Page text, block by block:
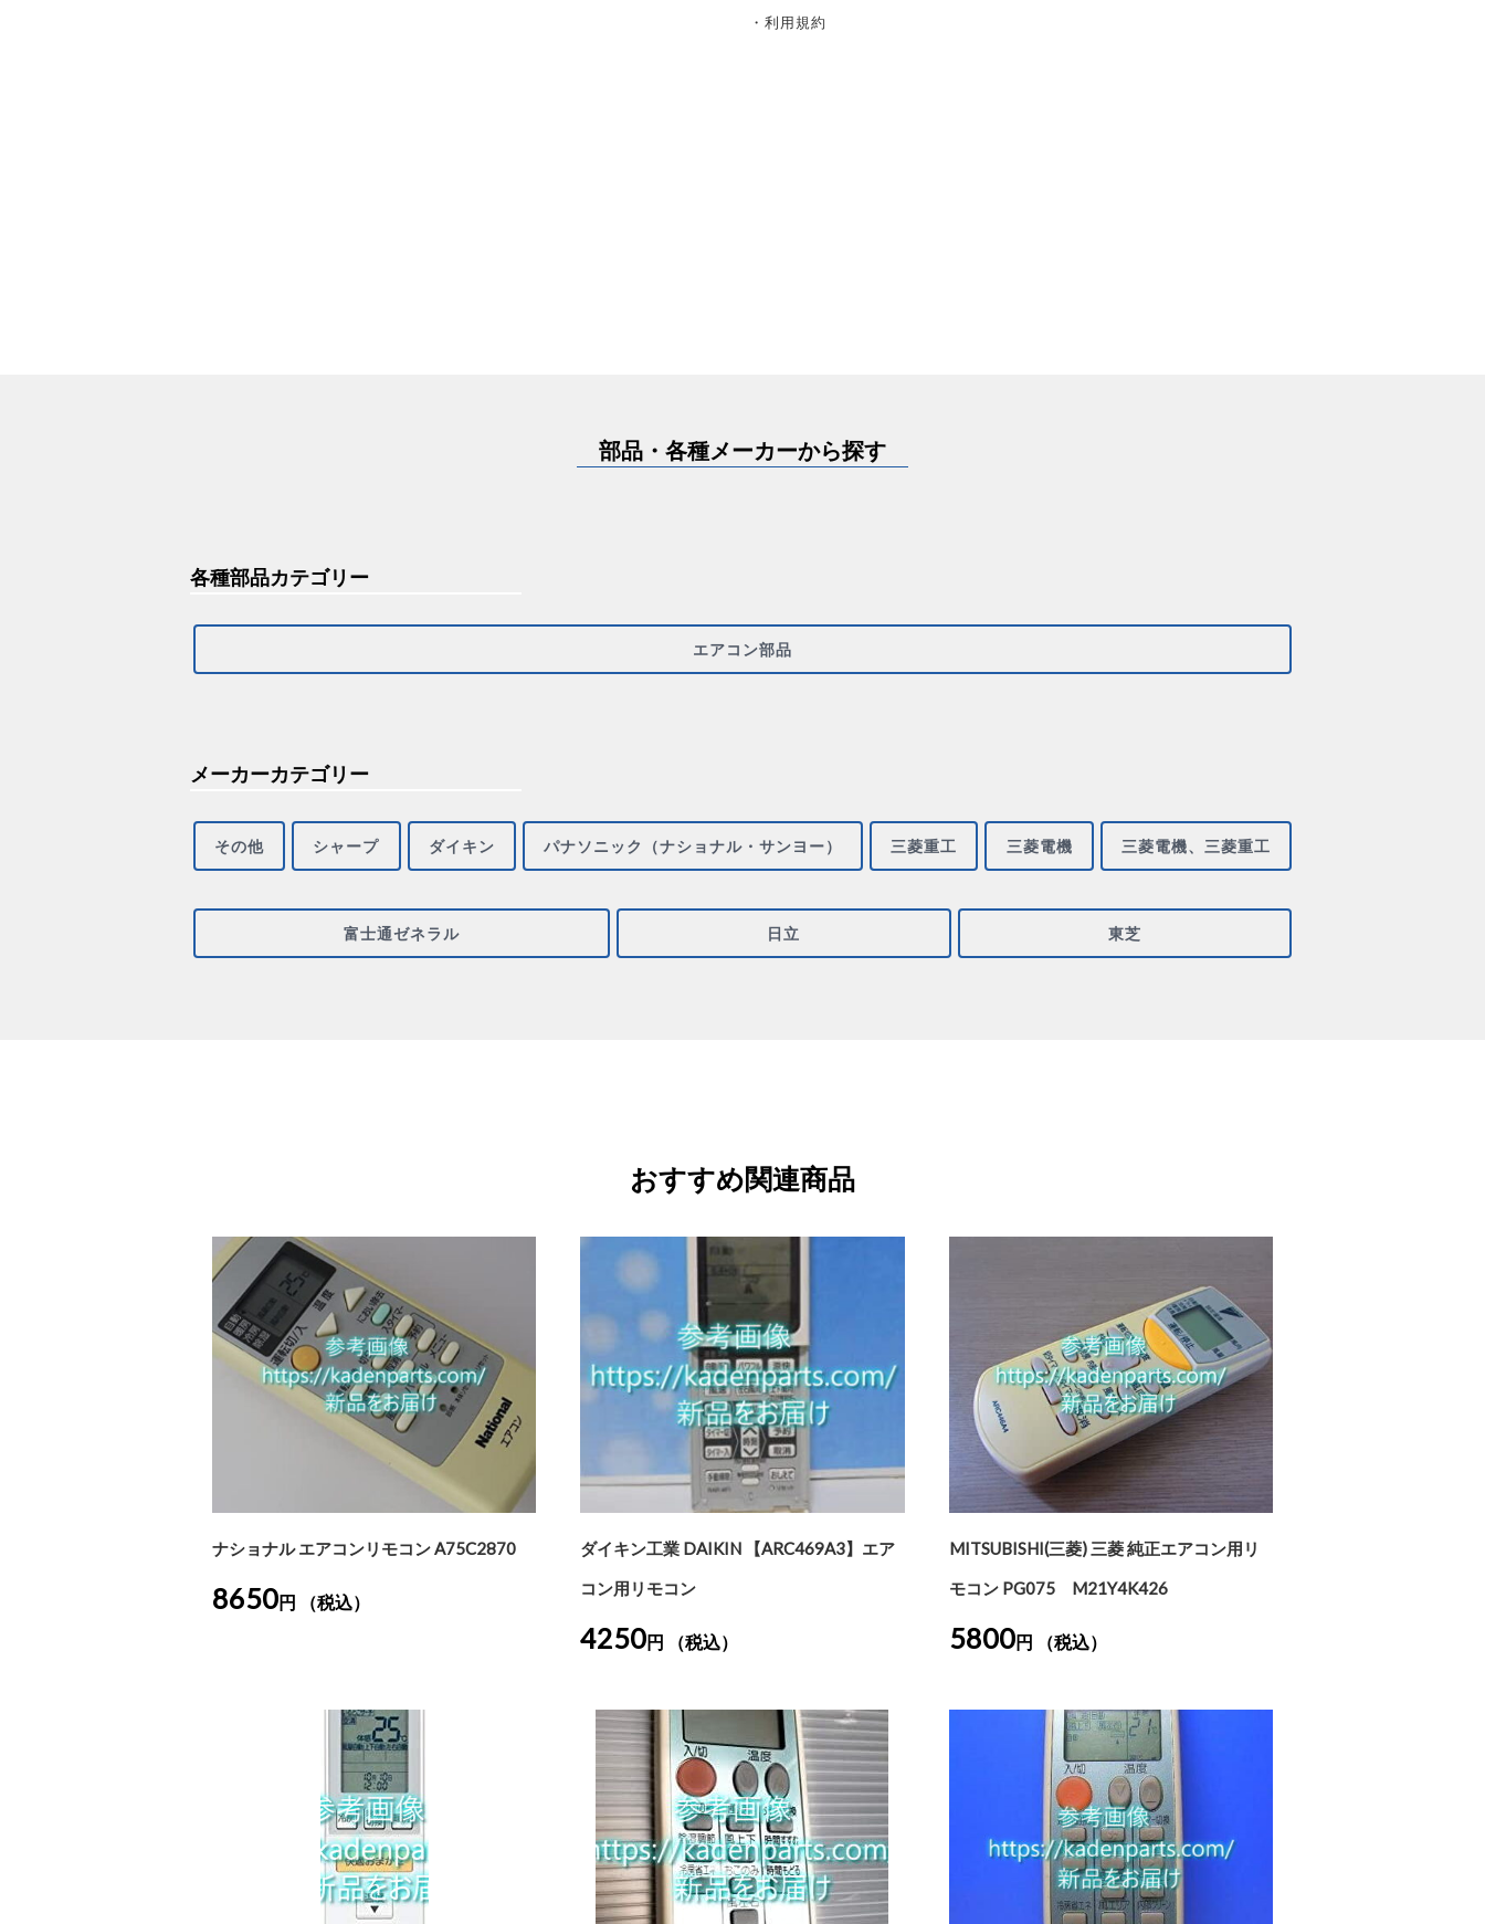
・利用規約
部品・各種メーカーから探す
各種部品カテゴリー
エアコン部品
メーカーカテゴリー
その他 シャープ ダイキン パナソニック（ナショナル・サンヨー） 三菱重工 三菱電機 三菱電機、三菱重工
富士通ゼネラル 日立 東芝
おすすめ関連商品
ナショナル エアコンリモコン A75C2870
8650円 （税込）
ダイキン工業 DAIKIN 【ARC469A3】エア
コン用リモコン
4250円 （税込）
MITSUBISHI(三菱) 三菱 純正エアコン用リ
モコン PG075 M21Y4K426
5800円 （税込）